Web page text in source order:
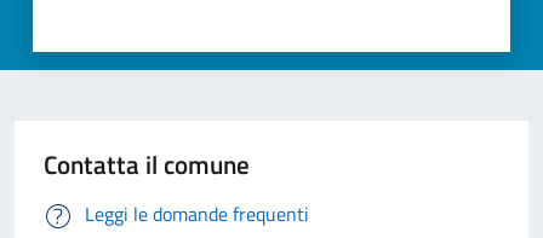
Contatta il comune
Leggi le domande frequenti